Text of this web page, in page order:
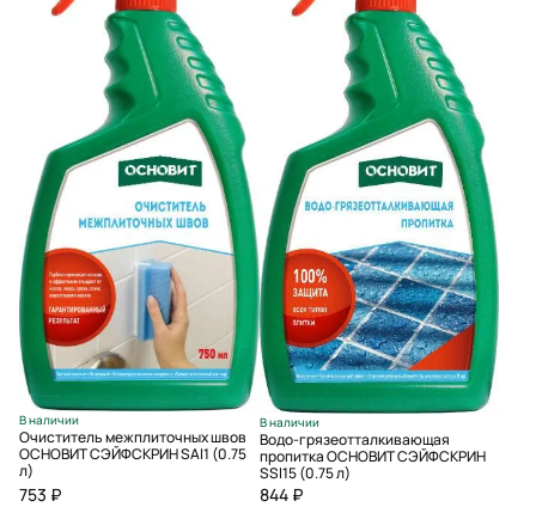
В наличии
Очиститель межплиточных швов
ОСНОВИТ СЭЙФСКРИН SAl1 (0.75
л)
753 ₽
В наличии
Водо-грязеотталкивающая
пропитка ОСНОВИТ СЭЙФСКРИН
SSl15 (0.75 л)
844 ₽